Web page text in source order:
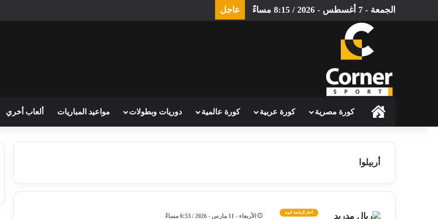
الجمعة - 7 أغسطس - 2026 / 8:15 مساءً عاجل
الرئيسيةكورة مصرية كورة عربية كورة عالمية دوريات وبطولات مواعيد المباريات ألعاب أخري
أربيلوا
أخبار الرياضة اليوم
الأربعاء - 11 مارس - 2026 / 6:53 مساءً